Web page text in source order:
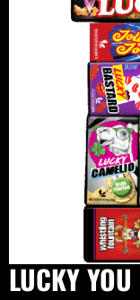
LUCKY YOU